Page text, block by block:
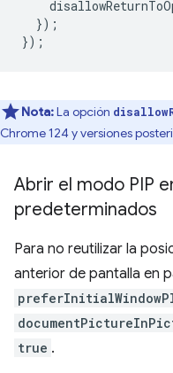
});
});
Nota:La opción
Chrome 124 y versiones
Abrir el modo PIP
predeterminados
Para no reutilizar la
anterior de pantalla en
true .